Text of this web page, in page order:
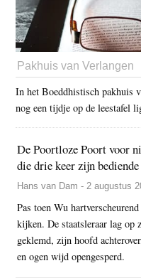
Pakhuis van Verlangen
In het Boeddhistisch pakhuis
nog een tijdje op de leestafel
De Poortloze Poort voor
die drie keer zijn
Hans van Dam - 2 augustus
Pas toen Wu
kijken. De staatsleraar lag op
geklemd, zijn hoofd
en ogen wijd opengesperd.